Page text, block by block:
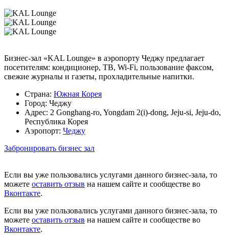
Бизнес-зал «KAL Lounge» в аэропорту Чеджу предлагает
посетителям: кондиционер, ТВ, Wi-Fi, пользование факсом,
свежие журналы и газеты, прохладительные напитки.
Страна: Южная Корея
Город: Чеджу
Адрес: 2 Gonghang-ro, Yongdam 2(i)-dong, Jeju-si, Jeju-do,
Республика Корея
Аэропорт: Чеджу
Забронировать бизнес зал
Если вы уже пользовались услугами данного бизнес-зала, то
можете оставить отзыв на нашем сайте и сообществе во
Вконтакте.
Если вы уже пользовались услугами данного бизнес-зала, то
можете оставить отзыв на нашем сайте и сообществе во
Вконтакте.